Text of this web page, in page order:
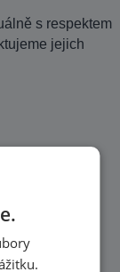
s respektem
jejich
času.